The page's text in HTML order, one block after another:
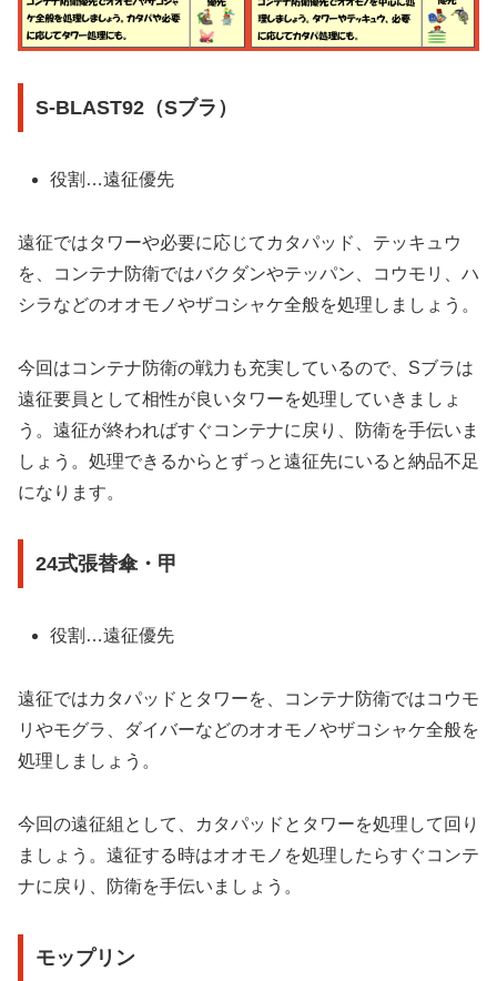
S-BLAST92（Sブラ）
役割…遠征優先
遠征ではタワーや必要に応じてカタパッド、テッキュウ
を、コンテナ防衛ではバクダンやテッパン、コウモリ、ハ
シラなどのオオモノやザコシャケ全般を処理しましょう。
今回はコンテナ防衛の戦力も充実しているので、Sブラは
遠征要員として相性が良いタワーを処理していきましょ
う。遠征が終わればすぐコンテナに戻り、防衛を手伝いま
しょう。処理できるからとずっと遠征先にいると納品不足
になります。
24式張替傘・甲
役割…遠征優先
遠征ではカタパッドとタワーを、コンテナ防衛ではコウモ
リやモグラ、ダイバーなどのオオモノやザコシャケ全般を
処理しましょう。
今回の遠征組として、カタパッドとタワーを処理して回り
ましょう。遠征する時はオオモノを処理したらすぐコンテ
ナに戻り、防衛を手伝いましょう。
モップリン